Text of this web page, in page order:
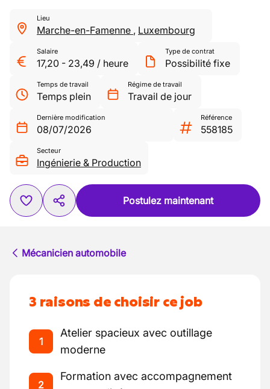
Lieu
Marche-en-Famenne , Luxembourg
Salaire
17,20 - 23,49 / heure
Type de contrat
Possibilité fixe
Temps de travail
Temps plein
Régime de travail
Travail de jour
Dernière modification
08/07/2026
Référence
558185
Secteur
Ingénierie & Production
Postulez maintenant
Mécanicien automobile
3 raisons de choisir ce job
1
Atelier spacieux avec outillage
moderne
2
Formation avec accompagnement